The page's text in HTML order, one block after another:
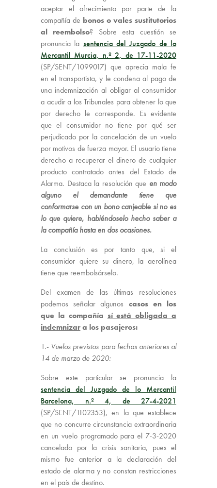
aceptar el ofrecimiento por parte de la
compañía de bonos o vales sustitutorios
al reembolso? Sobre esta cuestión se
pronuncia la sentencia del Juzgado de lo
Mercantil Murcia, n.º 2, de 17-11-2020
(SP/SENT/1099017) que aprecia mala fe
en el transportista, y le condena al pago de
una indemnización al obligar al consumidor
a acudir a los Tribunales para obtener lo que
por derecho le corresponde. Es evidente
que el consumidor no tiene por qué ser
perjudicado por la cancelación de un vuelo
por motivos de fuerza mayor. El usuario tiene
derecho a recuperar el dinero de cualquier
producto contratado antes del Estado de
Alarma. Destaca la resolución que en modo
alguno el demandante tiene que
conformarse con un bono canjeable si no es
lo que quiere, habiéndoselo hecho saber a
la compañía hasta en dos ocasiones.
La conclusión es por tanto que, si el
consumidor quiere su dinero, la aerolínea
tiene que reembolsárselo.
Del examen de las últimas resoluciones
podemos señalar algunos casos en los
que la compañía sí está obligada a
indemnizara los pasajeros:
1.- Vuelos previstos para fechas anteriores al
14 de marzo de 2020:
Sobre este particular se pronuncia la
sentencia del Juzgado de lo Mercantil
Barcelona, n.º 4, de 27-4-2021
(SP/SENT/1102353), en la que establece
que no concurre circunstancia extraordinaria
en un vuelo programado para el 7-3-2020
cancelado por la crisis sanitaria, pues el
mismo fue anterior a la declaración del
estado de alarma y no constan restricciones
en el país de destino.